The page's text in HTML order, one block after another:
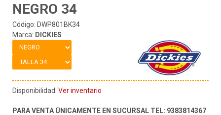
NEGRO 34
Código: DWP801BK34
Marca: DICKIES
Disponibilidad: Ver inventario
PARA VENTA ÚNICAMENTE EN SUCURSAL TEL: 9383814367